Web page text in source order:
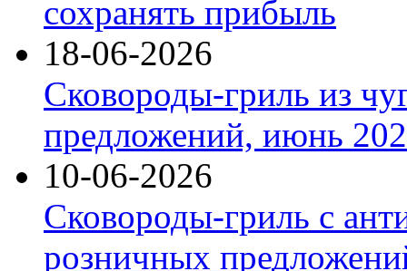
сохранять прибыль
18-06-2026
Сковороды-гриль из
предложений, июнь
10-06-2026
Сковороды-гриль с
розничных